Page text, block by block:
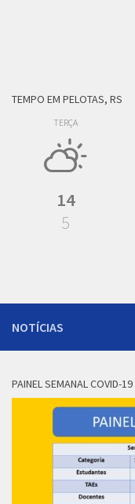
TEMPO EM PELOTAS, RS
TERÇA
14
5
NOTÍCIAS
PAINEL SEMANAL COVID-19